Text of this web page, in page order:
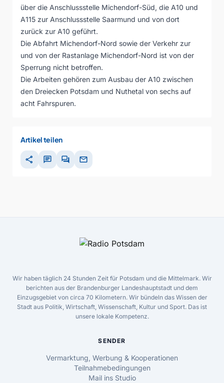
über die Anschlussstelle Michendorf-Süd, die A10 und
A115 zur Anschlussstelle Saarmund und von dort
zurück zur A10 geführt.
Die Abfahrt Michendorf-Nord sowie der Verkehr zur
und von der Rastanlage Michendorf-Nord ist von der
Sperrung nicht betroffen.
Die Arbeiten gehören zum Ausbau der A10 zwischen
den Dreiecken Potsdam und Nuthetal von sechs auf
acht Fahrspuren.
Artikel teilen
share chat forum mail
Wir haben täglich 24 Stunden Zeit für Potsdam und die Mittelmark. Wir
berichten aus der Brandenburger Landeshauptstadt und dem
Einzugsgebiet von circa 70 Kilometern. Wir bündeln das Wissen der
Stadt aus Politik, Wirtschaft, Wissenschaft, Kultur und Sport. Das ist
unsere lokale Kompetenz.
SENDER
Vermarktung, Werbung & Kooperationen
Teilnahmebedingungen
Mail ins Studio